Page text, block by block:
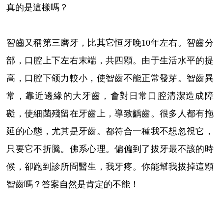
真的是這樣嗎？
智齒又稱第三磨牙，比其它恒牙晚10年左右。智齒分
部，口腔上下左右末端，共四顆。由于生活水平的提
高，口腔下颌力較小，使智齒不能正常發芽。智齒異
常，靠近邊緣的大牙齒，會對日常口腔清潔造成障
礙，使細菌殘留在牙齒上，導致齲齒。很多人都有拖
延的心態，尤其是牙齒。都符合一種我不想忽視它，
只要它不折騰。佛系心理。偏偏到了拔牙最不該的時
候，卻跑到診所問醫生，我牙疼。你能幫我拔掉這顆
智齒嗎？答案自然是肯定的不能！